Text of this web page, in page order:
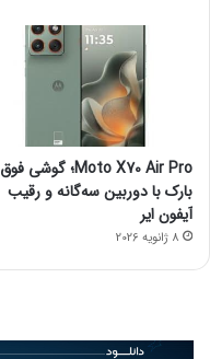
Moto X70 Air Pro؛ گوشی فوق
بارک با دوربین سه‌گانه و رقیب
آیفون ایر
8 ژانویه 2026